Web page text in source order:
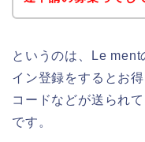
というのは、Le ment
イン登録をするとお
コードなどが送られ
です。